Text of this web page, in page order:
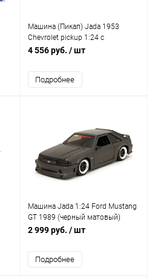
Машина (Пикап) Jada 1953
Chevrolet pickup 1:24 с
дополнительным комплектом
4 556 руб. / шт
Подробнее
Машина Jada 1:24 Ford Mustang
GT 1989 (черный матовый)
2 999 руб. / шт
Подробнее